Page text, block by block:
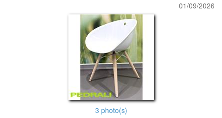
01/09/2026
3 photo(s)